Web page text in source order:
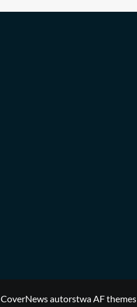
CoverNewsautorstwa AF themes